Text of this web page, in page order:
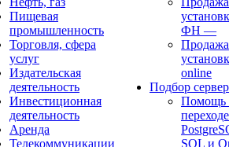
Пищевая
промышленность
Торговля, сфера
услуг
Издательская
деятельность
Инвестиционная
деятельность
Аренда
Телекоммуникации
ФН —
online
Подбор
Помощь
SQL и